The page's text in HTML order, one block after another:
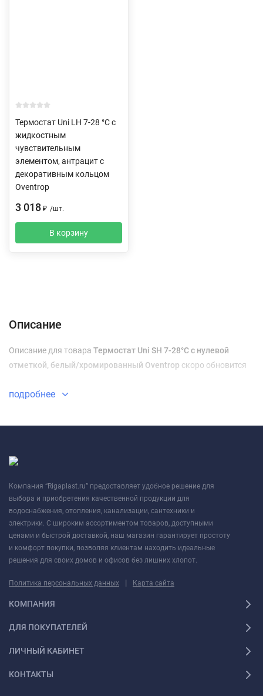
Термостат Uni LH 7-28 °C с
жидкостным
чувствительным
элементом, антрацит с
декоративным кольцом
Oventrop
3 018 ₽ /шт.
В корзину
Описание
Описание для товара Термостат Uni SH 7-28°C с нулевой
отметкой, белый/хромированный Oventrop скоро обновится
подробнее
Компания “Rigaplast.ru” предоставляет удобное решение для
выбора и приобретения качественной продукции для
водоснабжения, отопления, канализации, сантехники и
электрики. С широким ассортиментом товаров, доступными
ценами и быстрой доставкой, наш магазин гарантирует простоту
и комфорт покупки, позволяя клиентам находить идеальные
решения для своих домов и офисов без лишних хлопот.
Политика персональных данных | Карта сайта
КОМПАНИЯ
ДЛЯ ПОКУПАТЕЛЕЙ
ЛИЧНЫЙ КАБИНЕТ
КОНТАКТЫ